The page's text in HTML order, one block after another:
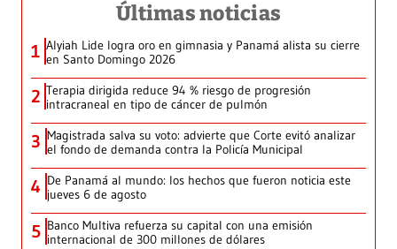
Últimas noticias
1 Alyiah Lide logra oro en gimnasia y Panamá alista su cierre
en Santo Domingo 2026
2 Terapia dirigida reduce 94 % riesgo de progresión
intracraneal en tipo de cáncer de pulmón
3 Magistrada salva su voto: advierte que Corte evitó analizar
el fondo de demanda contra la Policía Municipal
4 De Panamá al mundo: los hechos que fueron noticia este
jueves 6 de agosto
5 Banco Multiva refuerza su capital con una emisión
internacional de 300 millones de dólares